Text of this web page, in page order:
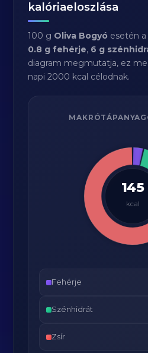
kalóriaeloszlása
100 g Oliva Bogyó esetén
0.8 g fehérje, 6 g
diagram megmutatja, ez
napi 2000 kcal célodnak.
145
kcal
Fehérje
Szénhidrát
Zsír